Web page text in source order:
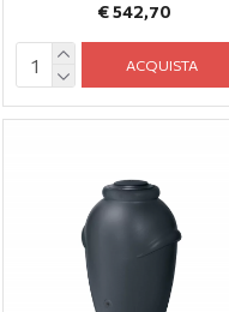
€ 542,70
ACQUISTA